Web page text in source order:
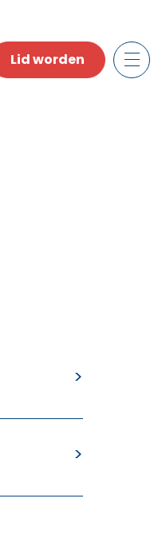
Lid worden